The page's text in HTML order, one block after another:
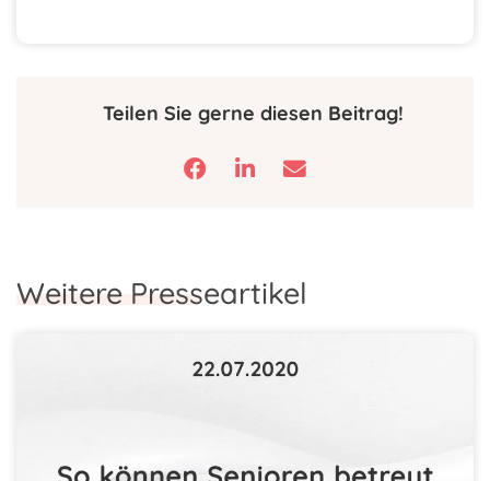
Teilen Sie gerne diesen Beitrag!
Weitere Presseartikel